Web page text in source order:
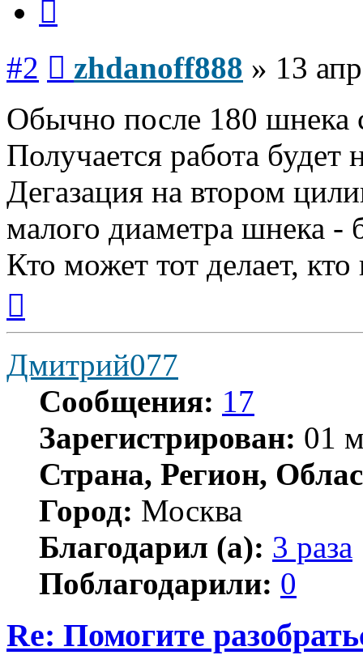
#2 zhdanoff888 » 13
Обычно после 180 шнека
Получается работа
Дегазация на втором
малого диаметра шнека -
Кто может тот делает,
началу
Дмитрий077
Сообщения: 17
Зарегистрирован: 01
Страна, Регион,
Город: Москва
Благодарил (а): 3 раза
Поблагодарили: 0
Re: Помогите